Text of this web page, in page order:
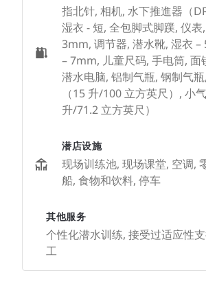
指北针, 相机, 水下推進器（
湿衣 - 短, 全包脚式脚蹼, 仪表
3mm, 调节器, 潜水靴, 湿衣 –
– 7mm, 儿童尺码, 手电筒, 面
潜水电脑, 铝制气瓶, 钢制气
（15 升/100 立方英尺）, 小
升/71.2 立方英尺）
潜店设施
现场训练池, 现场课堂, 空调,
船, 食物和饮料, 停车
其他服务
个性化潜水训练, 接受过适应性
工